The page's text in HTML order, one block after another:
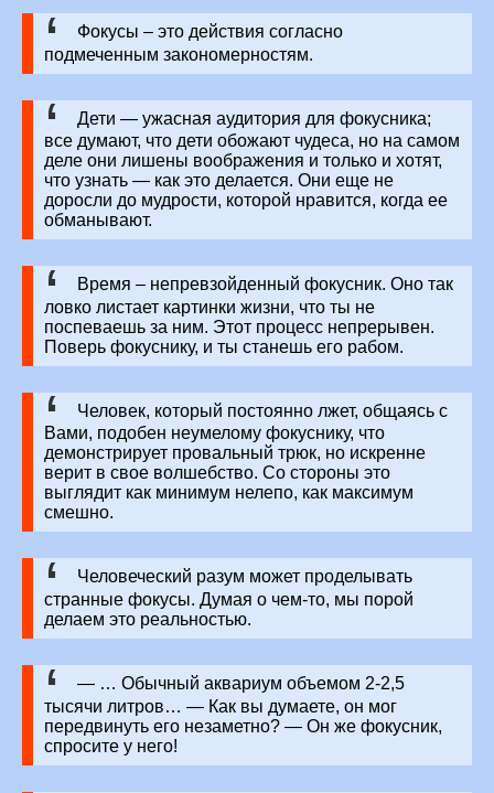
Фокусы – это действия согласно
подмеченным закономерностям.
Дети — ужасная аудитория для фокусника;
все думают, что дети обожают чудеса, но на самом
деле они лишены воображения и только и хотят,
что узнать — как это делается. Они еще не
доросли до мудрости, которой нравится, когда ее
обманывают.
Время – непревзойденный фокусник. Оно так
ловко листает картинки жизни, что ты не
поспеваешь за ним. Этот процесс непрерывен.
Поверь фокуснику, и ты станешь его рабом.
Человек, который постоянно лжет, общаясь с
Вами, подобен неумелому фокуснику, что
демонстрирует провальный трюк, но искренне
верит в свое волшебство. Со стороны это
выглядит как минимум нелепо, как максимум
смешно.
Человеческий разум может проделывать
странные фокусы. Думая о чем-то, мы порой
делаем это реальностью.
— … Обычный аквариум объемом 2-2,5
тысячи литров… — Как вы думаете, он мог
передвинуть его незаметно? — Он же фокусник,
спросите у него!